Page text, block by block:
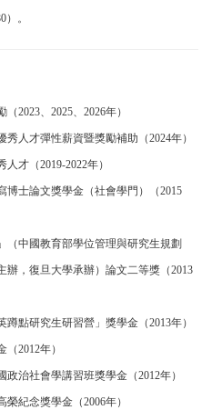
。
2023、2025、2026年）
人才彈性薪資暨獎勵補助（2024年）
才（2019-2022年）
博士論文獎學金（社會學門）（2015
（中國教育部學位管理與研究生規劃
辦，復旦大學承辦）論文二等獎（2013
點研究生研習營」獎學金（2013年）
2012年）
治社會學講習班獎學金（2012年）
紀念獎學金（2006年）